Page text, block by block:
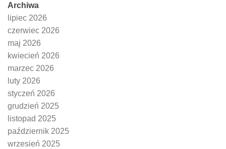
Archiwa
lipiec 2026
czerwiec 2026
maj 2026
kwiecień 2026
marzec 2026
luty 2026
styczeń 2026
grudzień 2025
listopad 2025
październik 2025
wrzesień 2025